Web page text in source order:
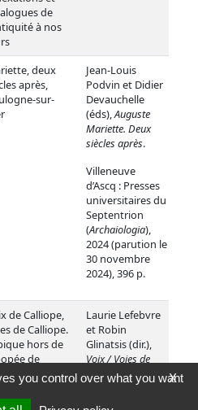
de
à nos
deux
après,
sur-
Jean-Louis
Podvin et Didier
Devauchelle
(éds),Auguste
Mariette. Deux
siècles après.
Villeneuve
d’Ascq : Presses
universitaires du
Septentrion
(Archaiologia),
2024 (parution le
30 novembre
2024), 396 p.
de Calliope,
de Calliope.
hors de
de
à nos
»
Laurie Lefebvre
et Robin
Glinatsis (dir.),
Voix / Voies de
Calliope. L'Épique
hors de l'épopée
de l'Antiquité à nos
X
you control over what you want